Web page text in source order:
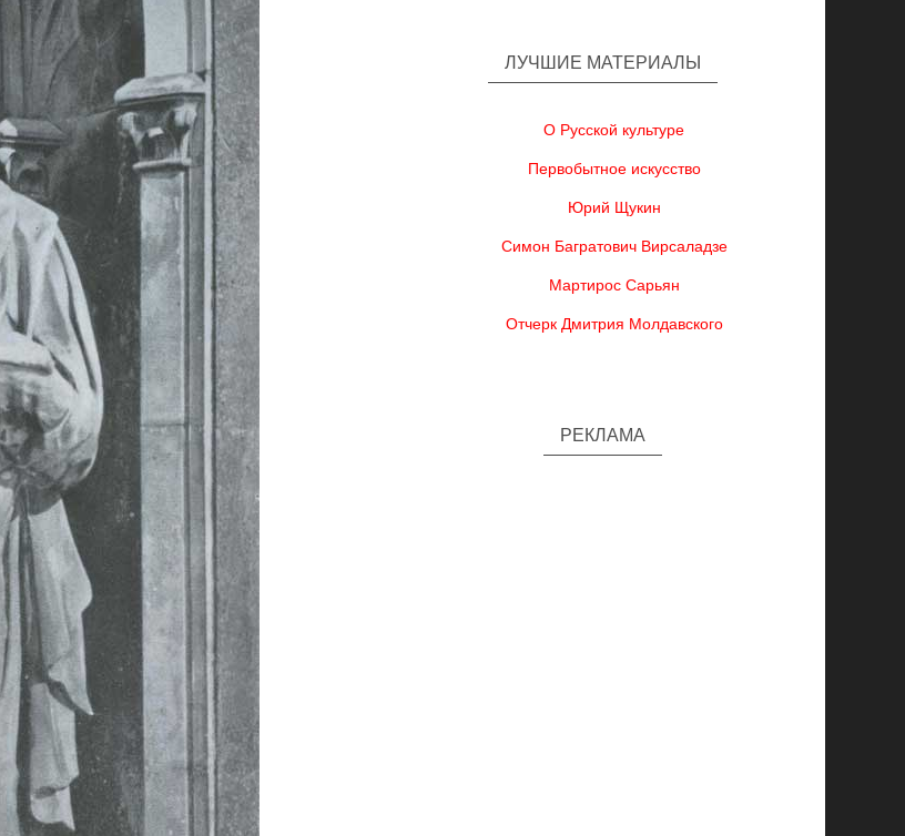
ЛУЧШИЕ МАТЕРИАЛЫ
О Русской культуре
Первобытное искусство
Юрий Щукин
Симон Багратович Вирсаладзе
Мартирос Сарьян
Отчерк Дмитрия Молдавского
РЕКЛАМА